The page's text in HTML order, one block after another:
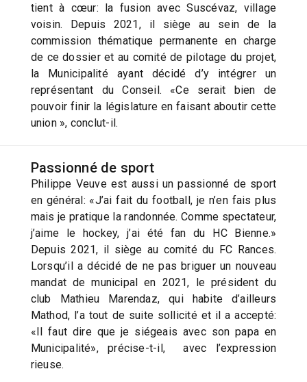
tient à cœur: la fusion avec Suscévaz, village
voisin. Depuis 2021, il siège au sein de la
commission thématique permanente en charge
de ce dossier et au comité de pilotage du projet,
la Municipalité ayant décidé d’y intégrer un
représentant du Conseil. «Ce serait bien de
pouvoir finir la législature en faisant aboutir cette
union », conclut-il.
Passionné de sport
Philippe Veuve est aussi un passionné de sport
en général: «J’ai fait du football, je n’en fais plus
mais je pratique la randonnée. Comme spectateur,
j’aime le hockey, j’ai été fan du HC Bienne.»
Depuis 2021, il siège au comité du FC Rances.
Lorsqu’il a décidé de ne pas briguer un nouveau
mandat de municipal en 2021, le président du
club Mathieu Marendaz, qui habite d’ailleurs
Mathod, l’a tout de suite sollicité et il a accepté:
«Il faut dire que je siégeais avec son papa en
Municipalité», précise-t-il, avec l’expression
rieuse.